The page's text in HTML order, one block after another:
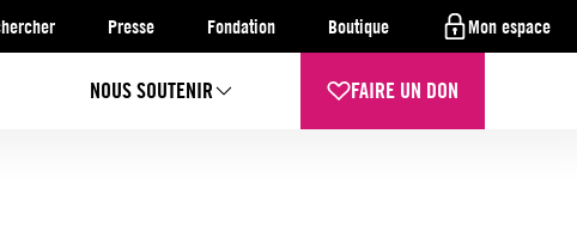
Presse Fondation Boutique Mon espace
NOUS SOUTENIR FAIRE UN DON